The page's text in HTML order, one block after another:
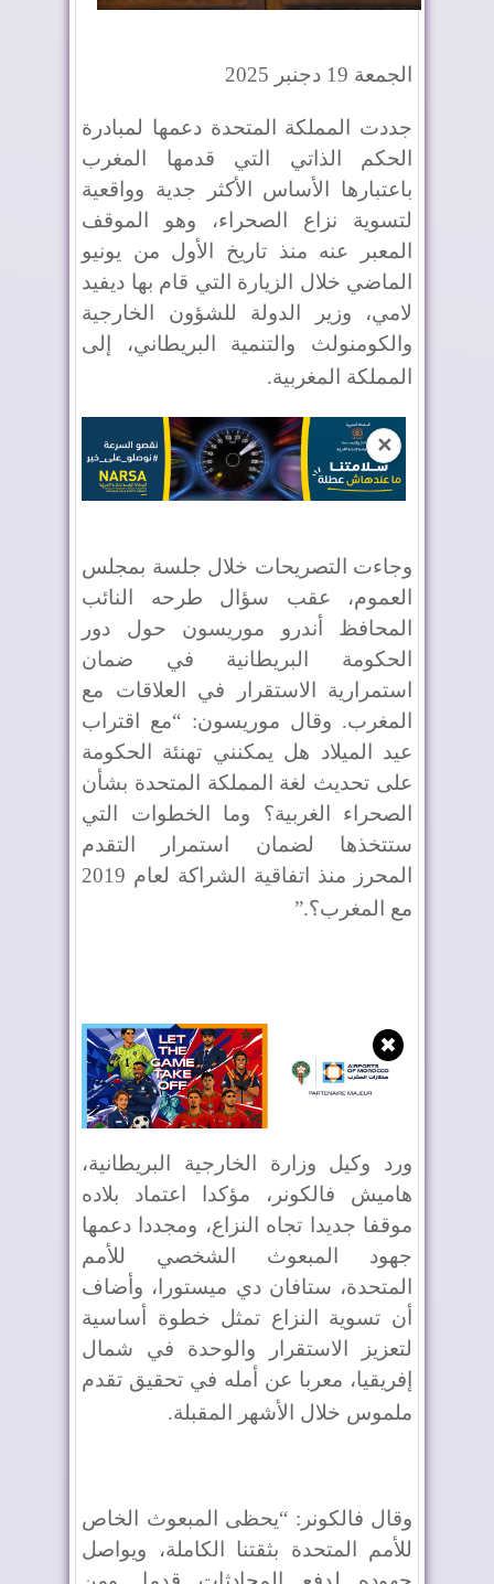
الجمعة 19 دجنبر 2025
جددت المملكة المتحدة دعمها لمبادرة
الحكم الذاتي التي قدمها المغرب
باعتبارها الأساس الأكثر جدية وواقعية
لتسوية نزاع الصحراء، وهو الموقف
المعبر عنه منذ تاريخ الأول من يونيو
الماضي خلال الزيارة التي قام بها ديفيد
لامي، وزير الدولة للشؤون الخارجية
والكومنولث والتنمية البريطاني، إلى
المملكة المغربية.
✕
وجاءت التصريحات خلال جلسة بمجلس
العموم، عقب سؤال طرحه النائب
المحافظ أندرو موريسون حول دور
الحكومة البريطانية في ضمان
استمرارية الاستقرار في العلاقات مع
المغرب. وقال موريسون: “مع اقتراب
عيد الميلاد هل يمكنني تهنئة الحكومة
على تحديث لغة المملكة المتحدة بشأن
الصحراء الغربية؟ وما الخطوات التي
ستتخذها لضمان استمرار التقدم
المحرز منذ اتفاقية الشراكة لعام 2019
مع المغرب؟”.
✖
ورد وكيل وزارة الخارجية البريطانية،
هاميش فالكونر، مؤكدا اعتماد بلاده
موقفا جديدا تجاه النزاع، ومجددا دعمها
جهود المبعوث الشخصي للأمم
المتحدة، ستافان دي ميستورا، وأضاف
أن تسوية النزاع تمثل خطوة أساسية
لتعزيز الاستقرار والوحدة في شمال
إفريقيا، معربا عن أمله في تحقيق تقدم
ملموس خلال الأشهر المقبلة.
وقال فالكونر: “يحظى المبعوث الخاص
للأمم المتحدة بثقتنا الكاملة، ويواصل